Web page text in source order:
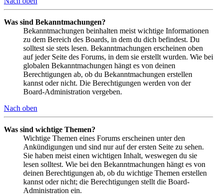
Was sind Bekanntmachungen?
Bekanntmachungen beinhalten meist wichtige Informationen
zu dem Bereich des Boards, in dem du dich befindest. Du
solltest sie stets lesen. Bekanntmachungen erscheinen oben
auf jeder Seite des Forums, in dem sie erstellt wurden. Wie bei
globalen Bekanntmachungen hängt es von deinen
Berechtigungen ab, ob du Bekanntmachungen erstellen
kannst oder nicht. Die Berechtigungen werden von der
Board-Administration vergeben.
Nach oben
Was sind wichtige Themen?
Wichtige Themen eines Forums erscheinen unter den
Ankündigungen und sind nur auf der ersten Seite zu sehen.
Sie haben meist einen wichtigen Inhalt, weswegen du sie
lesen solltest. Wie bei den Bekanntmachungen hängt es von
deinen Berechtigungen ab, ob du wichtige Themen erstellen
kannst oder nicht; die Berechtigungen stellt die Board-
Administration ein.